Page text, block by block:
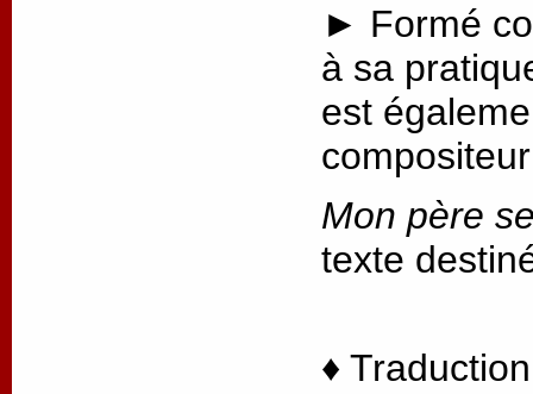
► Formé
à sa
est
Mon père
texte
♦